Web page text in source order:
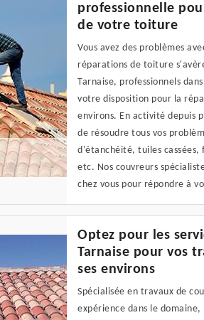
professionnelle
de votre toiture
Vous avez des problèmes
réparations de toiture
Tarnaise, professionnels
votre disposition pour la
environs. En activité depuis
de résoudre tous vos
d'étanchéité, tuiles
etc. Nos couvreurs
chez vous pour répondre à
Optez pour les
Tarnaise pour vos
ses environs
Spécialisée en travaux de
expérience dans le